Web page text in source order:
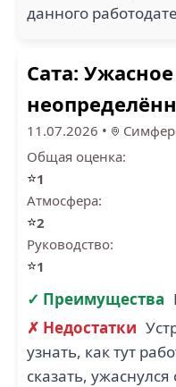
данного
Сата:
11.07.2026 •
Общая оценка:
⭐1
Атмосфера:
⭐2
Руководство:
⭐1
✓ Преимущества
✗ Недостатки
узнать, как тут
сказать,